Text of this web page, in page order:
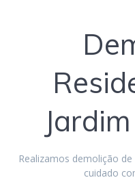
Realizamos demolição
cuidado